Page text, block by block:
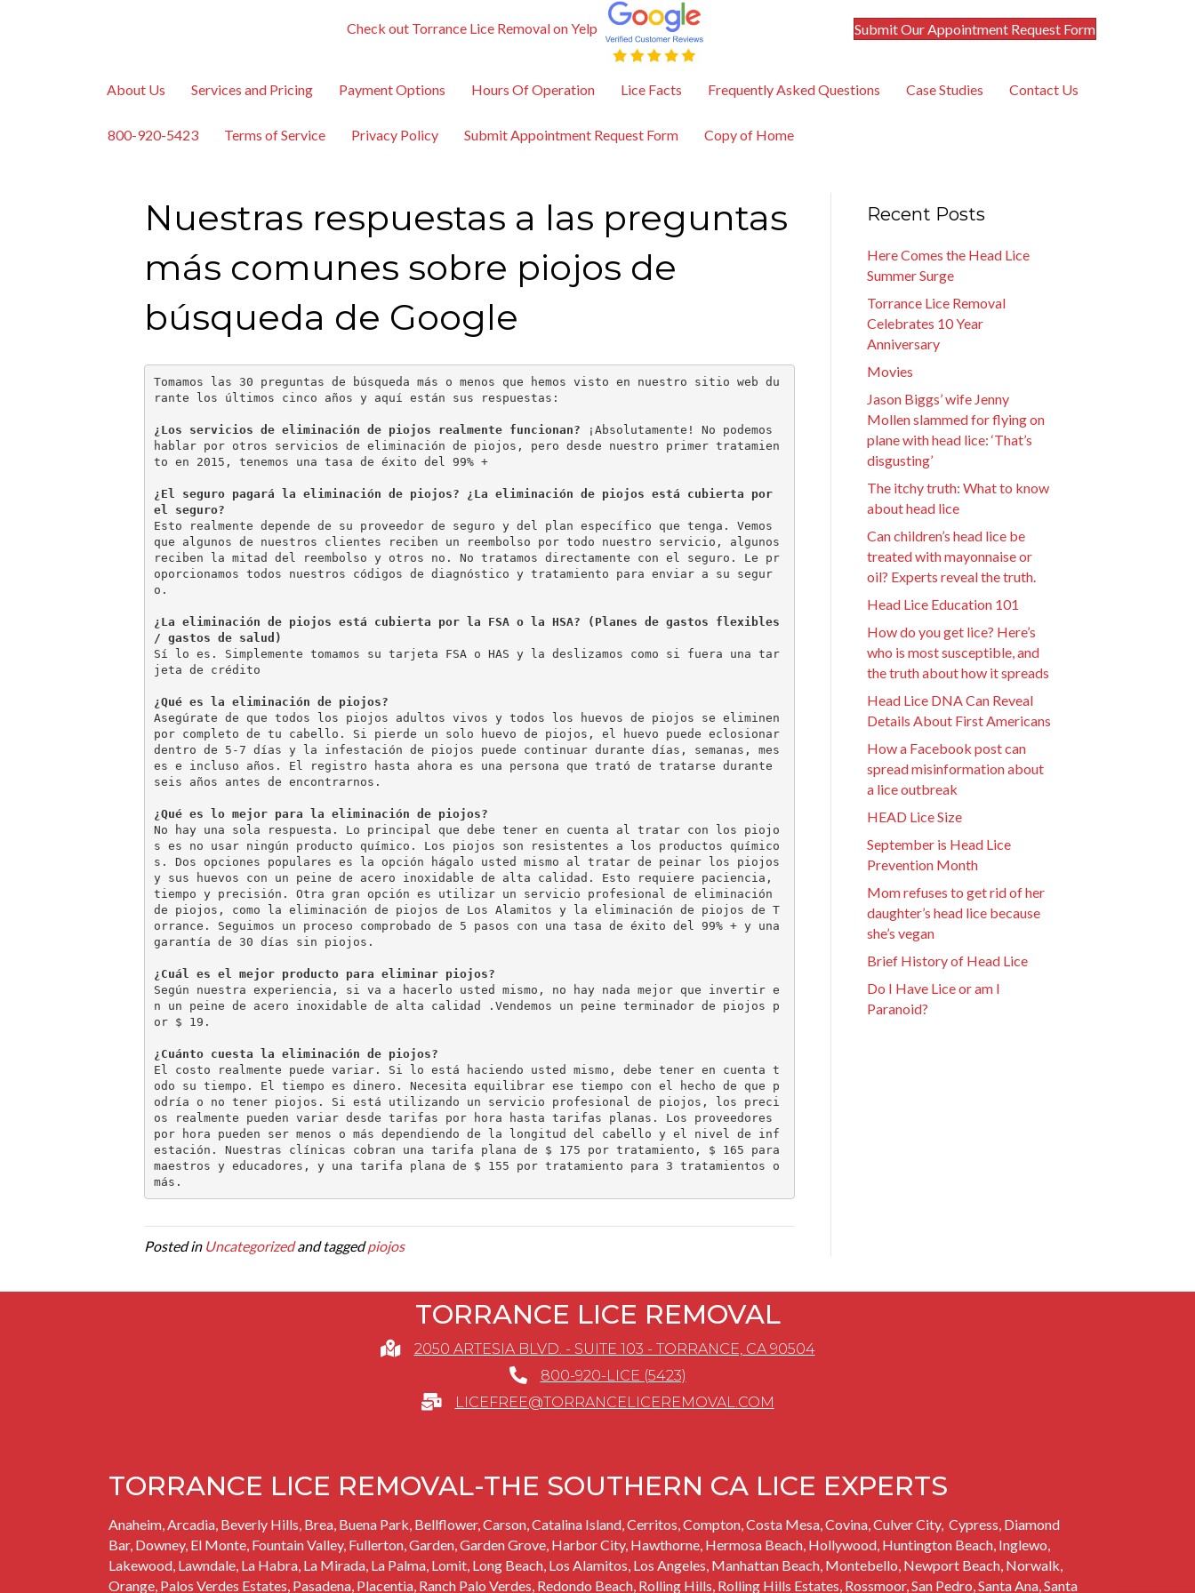
Check out Torrance Lice Removal on Yelp Submit Our Appointment Request Form
About Us Services and Pricing Payment Options Hours Of Operation Lice Facts Frequently Asked Questions Case Studies Contact Us
800-920-5423 Terms of Service Privacy Policy Submit Appointment Request Form Copy of Home
Nuestras respuestas a las preguntas
más comunes sobre piojos de
búsqueda de Google
Tomamos las 30 preguntas de búsqueda más o menos que hemos visto en nuestro sitio web du
rante los últimos cinco años y aquí están sus respuestas:
¿Los servicios de eliminación de piojos realmente funcionan?
¡Absolutamente! No podemos
hablar por otros servicios de eliminación de piojos, pero desde nuestro primer tratamien
to en 2015, tenemos una tasa de éxito del 99% +
¿El seguro pagará la eliminación de piojos? ¿La eliminación de piojos está cubierta por
el seguro?
Esto realmente depende de su proveedor de seguro y del plan específico que tenga. Vemos
que algunos de nuestros clientes reciben un reembolso por todo nuestro servicio, algunos
reciben la mitad del reembolso y otros no. No tratamos directamente con el seguro. Le pr
oporcionamos todos nuestros códigos de diagnóstico y tratamiento para enviar a su segur
o.
¿La eliminación de piojos está cubierta por la FSA o la HSA? (Planes de gastos flexibles
/ gastos de salud)
Sí lo es. Simplemente tomamos su tarjeta FSA o HAS y la deslizamos como si fuera una tar
jeta de crédito
¿Qué es la eliminación de piojos?
Asegúrate de que todos los piojos adultos vivos y todos los huevos de piojos se eliminen
por completo de tu cabello. Si pierde un solo huevo de piojos, el huevo puede eclosionar
dentro de 5-7 días y la infestación de piojos puede continuar durante días, semanas, mes
es e incluso años. El registro hasta ahora es una persona que trató de tratarse durante
seis años antes de encontrarnos.
¿Qué es lo mejor para la eliminación de piojos?
No hay una sola respuesta. Lo principal que debe tener en cuenta al tratar con los piojo
s es no usar ningún producto químico. Los piojos son resistentes a los productos químico
s. Dos opciones populares es la opción hágalo usted mismo al tratar de peinar los piojos
y sus huevos con un peine de acero inoxidable de alta calidad. Esto requiere paciencia,
tiempo y precisión. Otra gran opción es utilizar un servicio profesional de eliminación
de piojos, como la eliminación de piojos de Los Alamitos y la eliminación de piojos de T
orrance. Seguimos un proceso comprobado de 5 pasos con una tasa de éxito del 99% + y una
garantía de 30 días sin piojos.
¿Cuál es el mejor producto para eliminar piojos?
Según nuestra experiencia, si va a hacerlo usted mismo, no hay nada mejor que invertir e
n un peine de acero inoxidable de alta calidad .Vendemos un peine terminador de piojos p
or $ 19.
¿Cuánto cuesta la eliminación de piojos?
El costo realmente puede variar. Si lo está haciendo usted mismo, debe tener en cuenta t
odo su tiempo. El tiempo es dinero. Necesita equilibrar ese tiempo con el hecho de que p
odría o no tener piojos. Si está utilizando un servicio profesional de piojos, los preci
os realmente pueden variar desde tarifas por hora hasta tarifas planas. Los proveedores
por hora pueden ser menos o más dependiendo de la longitud del cabello y el nivel de inf
estación. Nuestras clínicas cobran una tarifa plana de $ 175 por tratamiento, $ 165 para
maestros y educadores, y una tarifa plana de $ 155 por tratamiento para 3 tratamientos o
más.
Posted in Uncategorizedand taggedpiojos
Recent Posts
Here Comes the Head Lice
Summer Surge
Torrance Lice Removal
Celebrates 10 Year
Anniversary
Movies
Jason Biggs’ wife Jenny
Mollen slammed for flying on
plane with head lice: ‘That’s
disgusting’
The itchy truth: What to know
about head lice
Can children’s head lice be
treated with mayonnaise or
oil? Experts reveal the truth.
Head Lice Education 101
How do you get lice? Here’s
who is most susceptible, and
the truth about how it spreads
Head Lice DNA Can Reveal
Details About First Americans
How a Facebook post can
spread misinformation about
a lice outbreak
HEAD Lice Size
September is Head Lice
Prevention Month
Mom refuses to get rid of her
daughter’s head lice because
she’s vegan
Brief History of Head Lice
Do I Have Lice or am I
Paranoid?
TORRANCE LICE REMOVAL
2050 ARTESIA BLVD. - SUITE 103 - TORRANCE, CA 90504
800-920-LICE (5423)
LICEFREE@TORRANCELICEREMOVAL.COM
TORRANCE LICE REMOVAL-THE SOUTHERN CA LICE EXPERTS
Anaheim, Arcadia, Beverly Hills, Brea, Buena Park, Bellflower,Carson, Catalina Island,Cerritos, Compton, Costa Mesa, Covina, Culver City, Cypress, Diamond
Bar, Downey, El Monte, Fountain Valley, Fullerton,Garden,Garden Grove, Harbor City, Hawthorne, Hermosa Beach, Hollywood, Huntington Beach, Inglewo,
Lakewood, Lawndale, La Habra, La Mirada, La Palma, Lomit, Long Beach, Los Alamitos, Los Angeles, Manhattan Beach, Montebello, Newport Beach, Norwalk,
Orange, Palos Verdes Estates, Pasadena, Placentia, Ranch Palo Verdes, Redondo Beach, Rolling Hills, Rolling Hills Estates, Rossmoor,San Pedro, Santa Ana, Santa